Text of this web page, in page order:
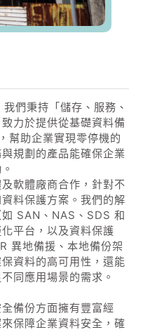
們秉持「儲存、服務、
力於提供從基礎資料備
幫助企業實現零停機的
規劃的產品能確保企業
軟體廠商合作，針對不
料保護方案。我們的解
SAN、NAS、SDS 和
平台，以及資料保護
異地備援、本地備份架
資料的高可用性，還能
同應用場景的需求。
備份方面擁有豐富經
保障企業資料安全，確